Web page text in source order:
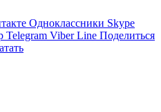
Одноклассники Skype
Telegram Viber Line Поделиться